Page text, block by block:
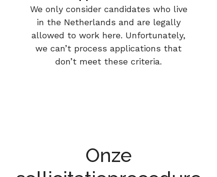
We only consider candidates who live
in the Netherlands and are legally
allowed to work here. Unfortunately,
we can’t process applications that
don’t meet these criteria.
Onze